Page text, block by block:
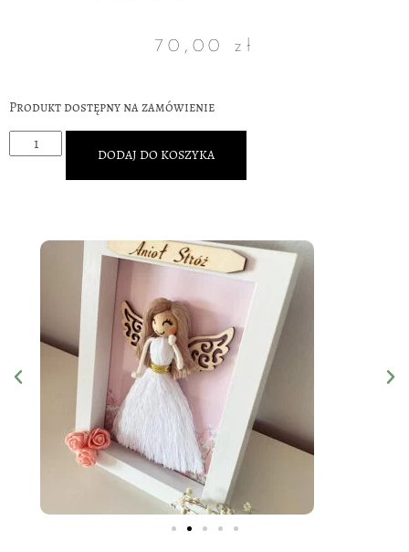
70,00zł
Produkt dostępny na zamówienie
DODAJ DO KOSZYKA